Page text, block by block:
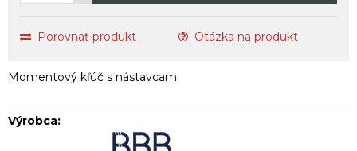
Porovnať produkt Otázka na produkt
Momentový kľúč s nástavcami
Výrobca: